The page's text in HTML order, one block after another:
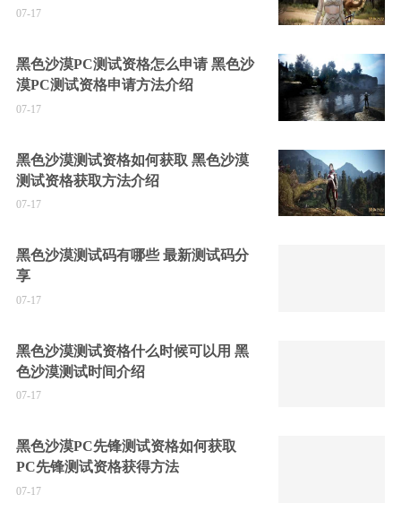
07-17
黑色沙漠PC测试资格怎么申请 黑色沙
漠PC测试资格申请方法介绍
07-17
黑色沙漠测试资格如何获取 黑色沙漠
测试资格获取方法介绍
07-17
黑色沙漠测试码有哪些 最新测试码分
享
07-17
黑色沙漠测试资格什么时候可以用 黑
色沙漠测试时间介绍
07-17
黑色沙漠PC先锋测试资格如何获取
PC先锋测试资格获得方法
07-17